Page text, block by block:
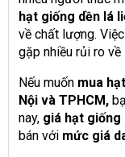
hạt giống dền lá
về chất lượng.
gặp nhiều rủi ro
Nếu muốn mua
Nội và TPHCM,
nay, giá hạt giống
bán với mức giá